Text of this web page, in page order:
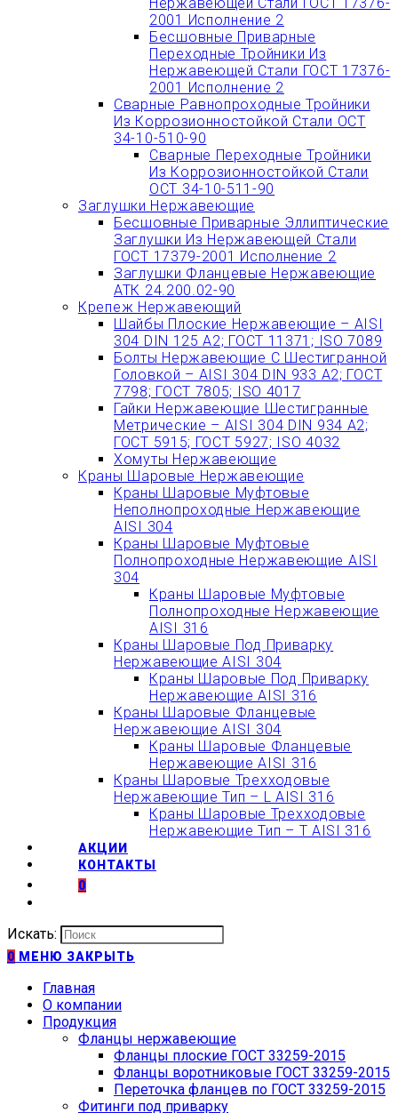
2001 Исполнение 2
Бесшовные Приварные
Переходные Тройники Из
Нержавеющей Стали ГОСТ 17376-
2001 Исполнение 2
Сварные Равнопроходные Тройники
Из Коррозионностойкой Стали ОСТ
34-10-510-90
Сварные Переходные Тройники
Из Коррозионностойкой Стали
ОСТ 34-10-511-90
Заглушки Нержавеющие
Бесшовные Приварные Эллиптические
Заглушки Из Нержавеющей Стали
ГОСТ 17379-2001 Исполнение 2
Заглушки Фланцевые Нержавеющие
АТК 24.200.02-90
Крепеж Нержавеющий
Шайбы Плоские Нержавеющие – AISI
304 DIN 125 A2; ГОСТ 11371; ISO 7089
Болты Нержавеющие С Шестигранной
Головкой – AISI 304 DIN 933 A2; ГОСТ
7798; ГОСТ 7805; ISO 4017
Гайки Нержавеющие Шестигранные
Метрические – AISI 304 DIN 934 А2;
ГОСТ 5915; ГОСТ 5927; ISO 4032
Хомуты Нержавеющие
Краны Шаровые Нержавеющие
Краны Шаровые Муфтовые
Неполнопроходные Нержавеющие
AISI 304
Краны Шаровые Муфтовые
Полнопроходные Нержавеющие AISI
304
Краны Шаровые Муфтовые
Полнопроходные Нержавеющие
AISI 316
Краны Шаровые Под Приварку
Нержавеющие AISI 304
Краны Шаровые Под Приварку
Нержавеющие AISI 316
Краны Шаровые Фланцевые
Нержавеющие AISI 304
Краны Шаровые Фланцевые
Нержавеющие AISI 316
Краны Шаровые Трехходовые
Нержавеющие Тип – L AISI 316
Краны Шаровые Трехходовые
Нержавеющие Тип – T AISI 316
АКЦИИ
КОНТАКТЫ
0
Искать:
0 МЕНЮ ЗАКРЫТЬ
Главная
О компании
Продукция
Фланцы нержавеющие
Фланцы плоские ГОСТ 33259-2015
Фланцы воротниковые ГОСТ 33259-2015
Переточка фланцев по ГОСТ 33259-2015
Фитинги под приварку